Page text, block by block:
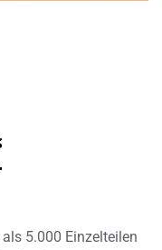
5.000 Einzelteilen